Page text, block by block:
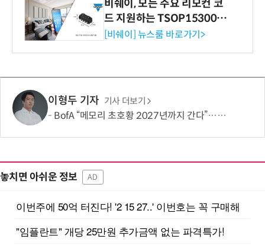
비쉐이, 모든 주요 리모컨 코
드 지원하는 TSOP15300 시
리즈 IR 수신기 출시
[비쉐이] 뉴스룸 바로가기>
이형두 기자 기사 더보기
BofA “메모리 초호황 2027년까지 간다”…SK하닉 3분기 D램 평균가 25% 상승 전망
놓치면 아쉬운 정보 AD